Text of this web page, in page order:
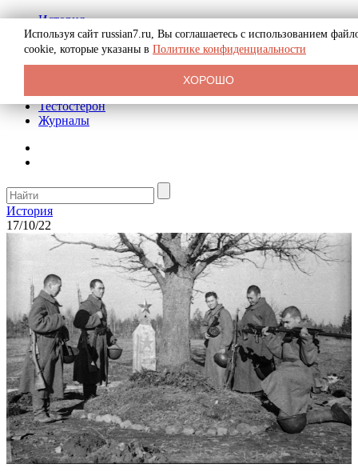
История
Биография
Криминал
Реклама на сайте
Тестостерон
Журналы
История
17/10/22
Используя сайт russian7.ru, Вы соглашаетесь с использованием
cookie, которые указаны в Политике конфиденциальности
ХОРОШО